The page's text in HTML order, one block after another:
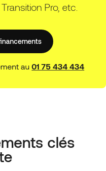
Pro, etc.
au 01 75 434 434
clés